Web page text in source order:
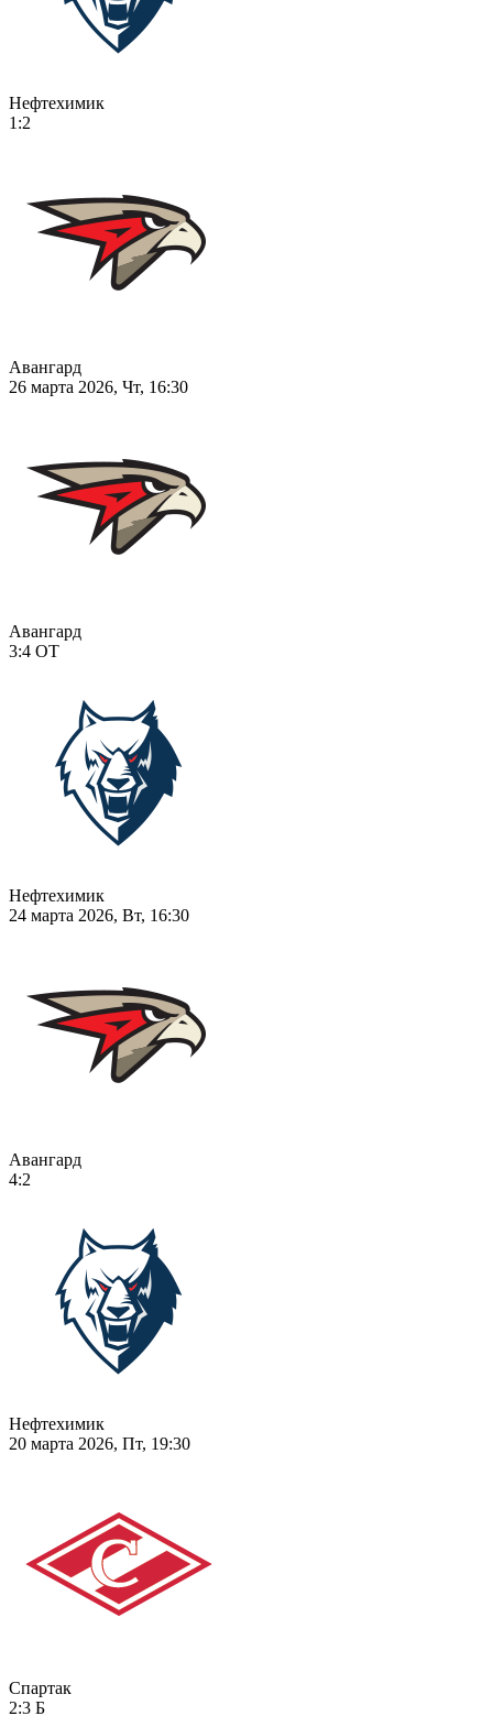
Нефтехимик
1:2
Авангард
26 марта 2026, Чт, 16:30
Авангард
3:4 ОТ
Нефтехимик
24 марта 2026, Вт, 16:30
Авангард
4:2
Нефтехимик
20 марта 2026, Пт, 19:30
Спартак
2:3 Б